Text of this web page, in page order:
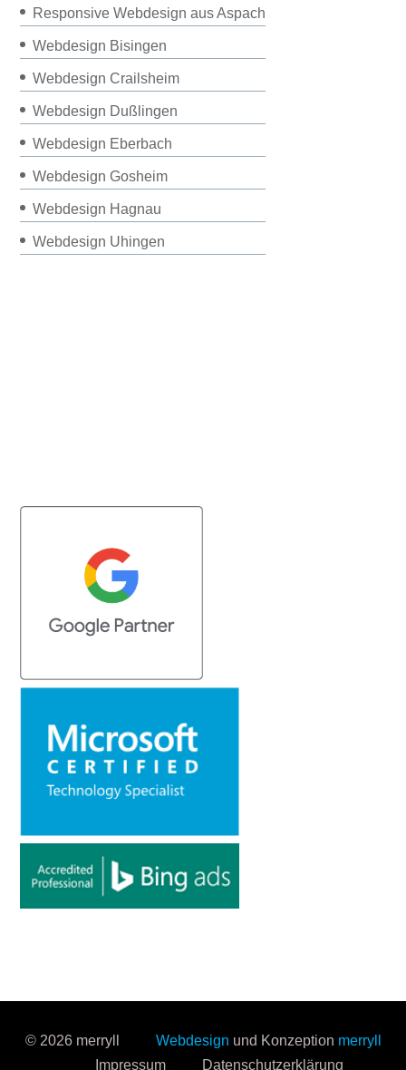
Responsive Webdesign aus Aspach
Webdesign Bisingen
Webdesign Crailsheim
Webdesign Dußlingen
Webdesign Eberbach
Webdesign Gosheim
Webdesign Hagnau
Webdesign Uhingen
© 2026 merryll Webdesign und Konzeption merryll
Impressum
Datenschutzerklärung